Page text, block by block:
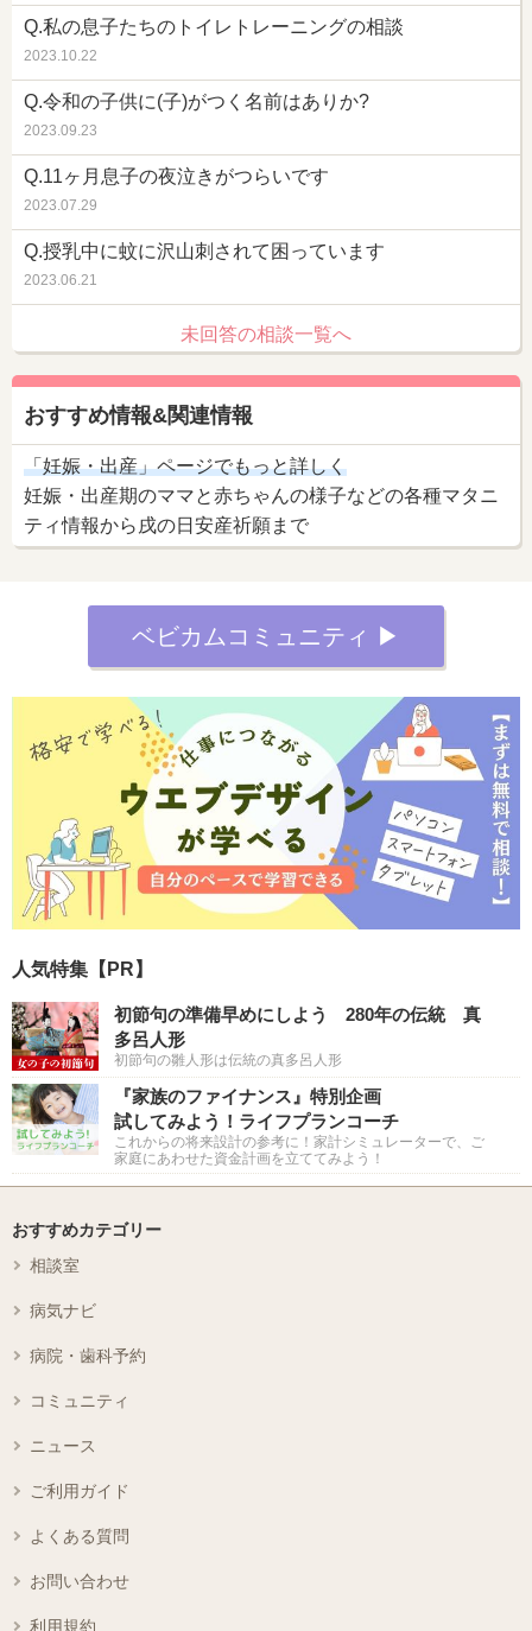
Q.私の息子たちのトイレトレーニングの相談
2023.10.22
Q.令和の子供に(子)がつく名前はありか?
2023.09.23
Q.11ヶ月息子の夜泣きがつらいです
2023.07.29
Q.授乳中に蚊に沢山刺されて困っています
2023.06.21
未回答の相談一覧へ
おすすめ情報&関連情報
「妊娠・出産」ページでもっと詳しく
妊娠・出産期のママと赤ちゃんの様子などの各種マタニ
ティ情報から戌の日安産祈願まで
ベビカムコミュニティ ▶︎
人気特集【PR】
初節句の準備早めにしよう 280年の伝統 真
多呂人形
初節句の雛人形は伝統の真多呂人形
『家族のファイナンス』特別企画
試してみよう！ライフプランコーチ
これからの将来設計の参考に！家計シミュレーターで、ご
家庭にあわせた資金計画を立ててみよう！
おすすめカテゴリー
相談室
病気ナビ
病院・歯科予約
コミュニティ
ニュース
ご利用ガイド
よくある質問
お問い合わせ
利用規約